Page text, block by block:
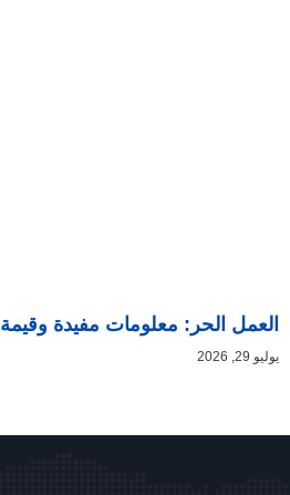
العمل الحر: معلومات مفيدة وقيمة
يوليو 29, 2026